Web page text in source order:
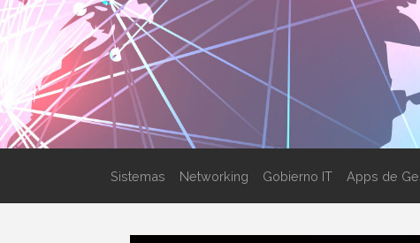
Sistemas Networking Gobierno IT Apps de